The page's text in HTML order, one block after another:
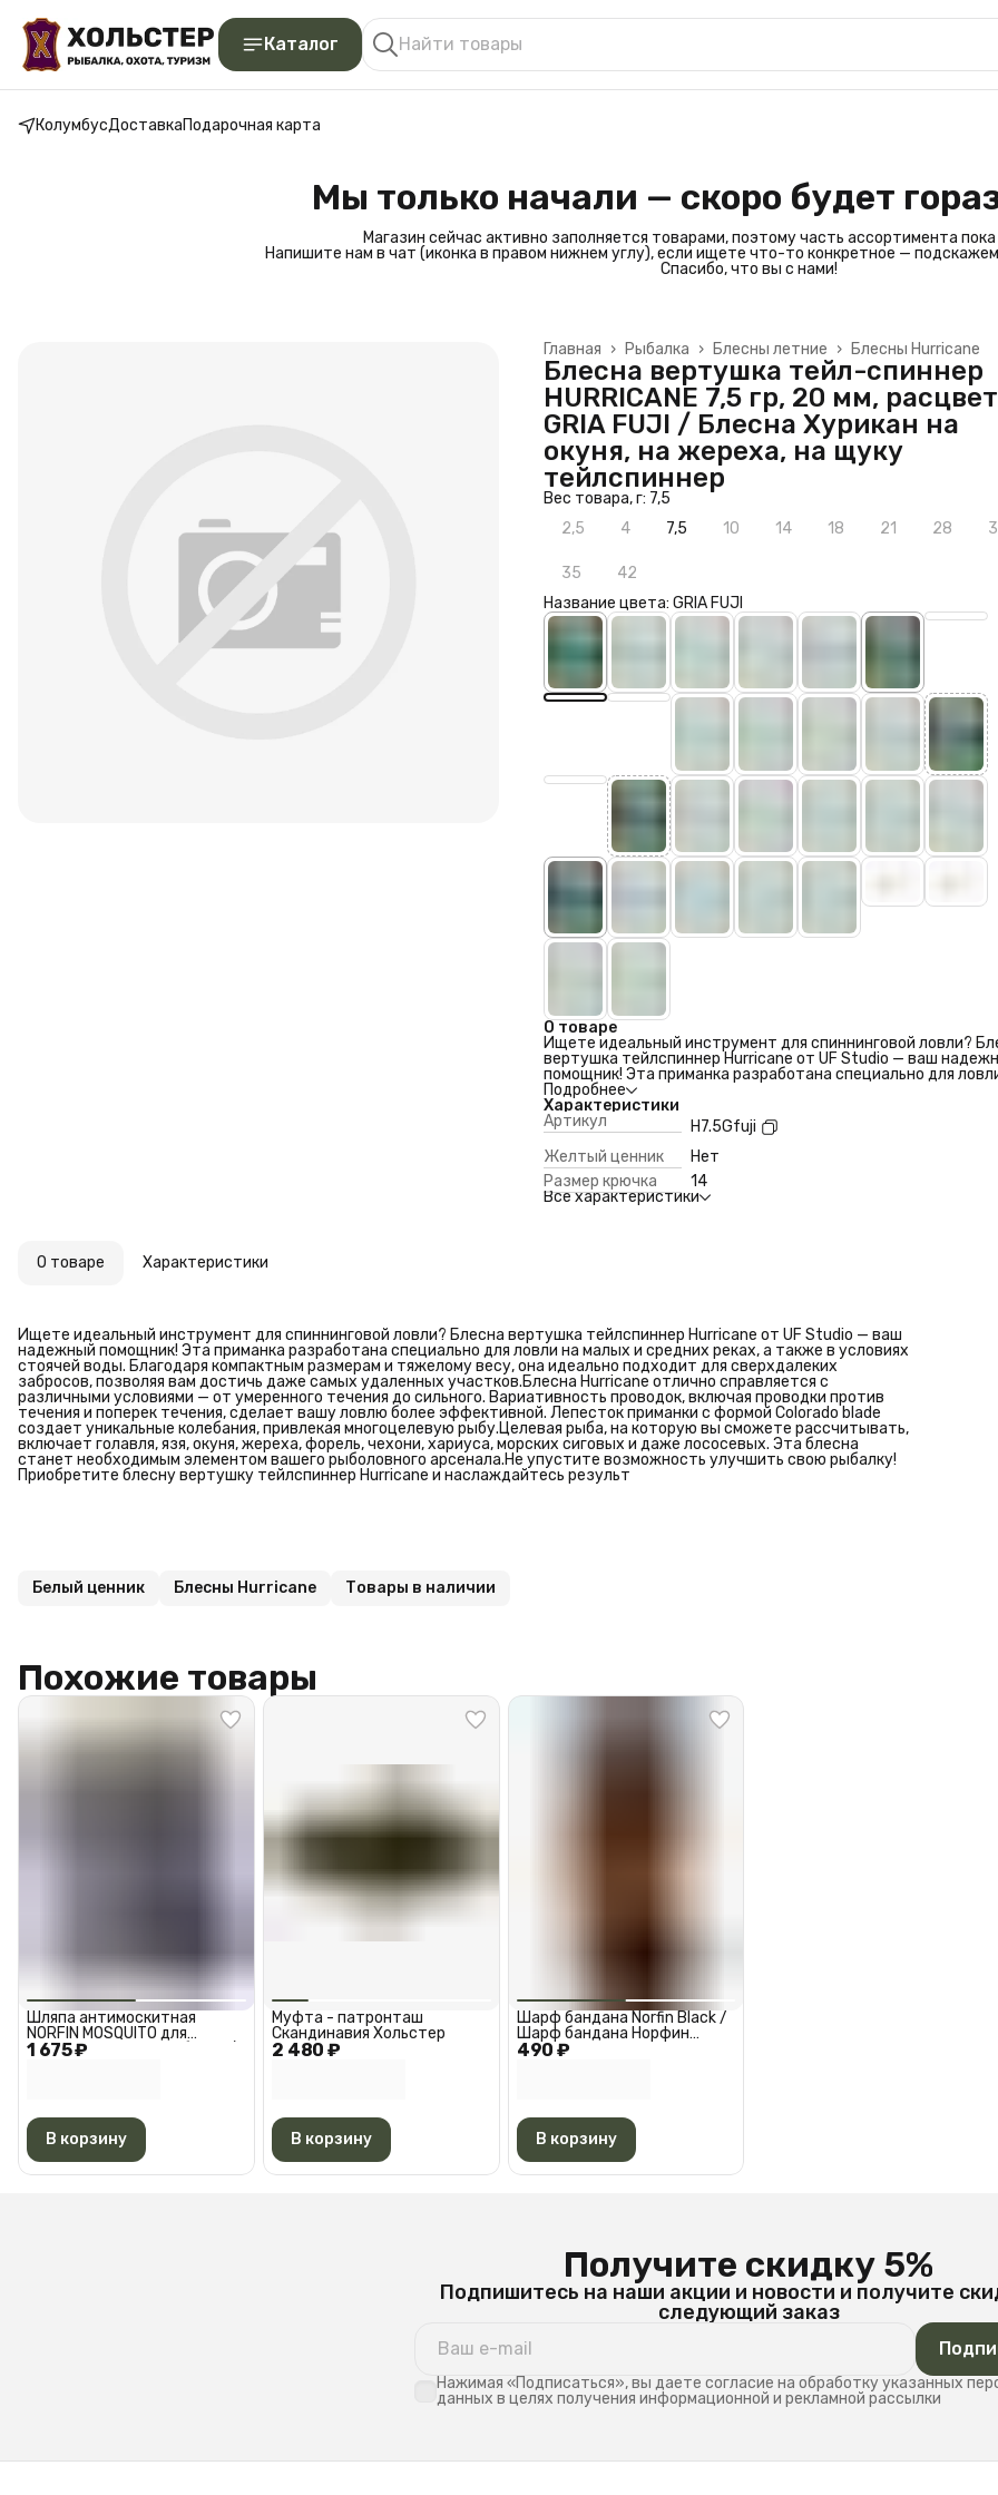
Каталог
КолумбусДоставкаПодарочная карта
Мы только начали — скоро будет
Магазин сейчас активно заполняется товарами, поэтому часть ассортимента
Напишите нам в чат (иконка в правом нижнем углу), если ищете что-то конкретное —
Спасибо, что вы с нами!
Блесны Hurricane
Блесны летние ›
Рыбалка ›
Главная ›
Блесна вертушка тейл-спиннер
HURRICANE 7,5 гр, 20 мм,
GRIA FUJI / Блесна Хурикан на
окуня, на жереха, на щуку
тейлспиннер
Вес товара, г: 7,5
2,5
4 7,5 10 14 18 21 28
35
42
Название цвета: GRIA FUJI
О товаре
Ищете идеальный инструмент для спиннинговой ловли?
вертушка тейлспиннер Hurricane от UF Studio — ваш
помощник! Эта приманка разработана специально для
малых и средних реках, а также в условиях стоячей воды.
Благодаря компактным размерам и тяжелому весу, она
подходит для сверхдалеких забросов, позволяя вам достичь
даже самых удаленных участков.Блесна Hurricane отлично
справляется с различными условиями — от умеренного
до сильного. Вариативность проводок, включая проводки
против течения и поперек течения, сделает вашу ловлю
эффективной. Лепесток приманки с формой Colorado blade
Подробнее
Характеристики
Артикул
H7.5Gfuji
Желтый ценник
Нет
Размер крючка
14
Все характеристики
О товаре Характеристики
Ищете идеальный инструмент для спиннинговой ловли? Блесна вертушка тейлспиннер Hurricane от UF Studio — ваш
надежный помощник! Эта приманка разработана специально для ловли на малых и средних реках, а также в условиях
стоячей воды. Благодаря компактным размерам и тяжелому весу, она идеально подходит для сверхдалеких
забросов, позволяя вам достичь даже самых удаленных участков.Блесна Hurricane отлично справляется с
различными условиями — от умеренного течения до сильного. Вариативность проводок, включая проводки против
течения и поперек течения, сделает вашу ловлю более эффективной. Лепесток приманки с формой Colorado blade
создает уникальные колебания, привлекая многоцелевую рыбу.Целевая рыба, на которую вы сможете рассчитывать,
включает голавля, язя, окуня, жереха, форель, чехони, хариуса, морских сиговых и даже лососевых. Эта блесна
станет необходимым элементом вашего рыболовного арсенала.Не упустите возможность улучшить свою рыбалку!
Приобретите блесну вертушку тейлспиннер Hurricane и наслаждайтесь результ
Белый ценник Блесны Hurricane Товары в наличии
Похожие товары
1 675 ₽
Шляпа антимоскитная
NORFIN MOSQUITO для
туризма. охоты и рыбалки /
В корзину
2 480 ₽
Муфта - патронташ
Скандинавия Хольстер
В корзину
490 ₽
Шарф бандана Norfin Black /
Шарф бандана Норфин
Черная АМ 6527
В корзину
Получите скидку 5%
Подпишитесь на наши акции и новости и получите
следующий заказ
Нажимая «Подписаться», вы даете согласие на обработку указанных
данных в целях получения информационной и рекламной рассылки